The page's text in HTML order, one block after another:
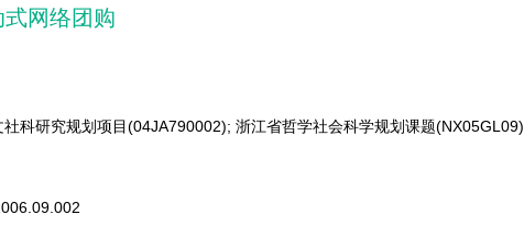
网络团购
社科研究规划项目(04JA790002); 浙江省哲学社会科学规划课题(NX05GL09)